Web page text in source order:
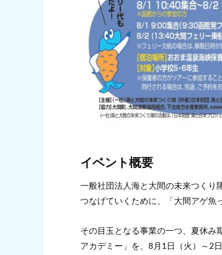
イベント概要
一般社団法人海と大間の未来つくり
つなげていくために、「大間アゲ魚
その目玉となる事業の一つ、夏休み
アカデミー」を、8月1日（火）～2